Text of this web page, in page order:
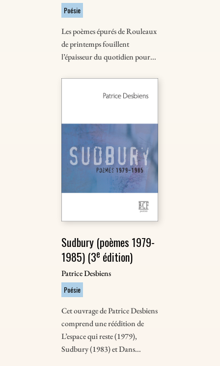
Poésie
Les poèmes épurés de Rouleaux
de printemps fouillent
l’épaisseur du quotidien pour...
Sudbury (poèmes 1979-
1985) (3e édition)
Patrice Desbiens
Poésie
Cet ouvrage de Patrice Desbiens
comprend une réédition de
L’espace qui reste (1979),
Sudbury (1983) et Dans...